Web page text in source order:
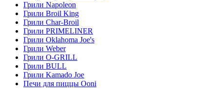
Грили Napoleon
Грили Broil King
Грили Char-Broil
Грили PRIMELINER
Грили Oklahoma Joe's
Грили Weber
Грили O-GRILL
Грили BULL
Грили Kamado Joe
Печи для пиццы Ooni